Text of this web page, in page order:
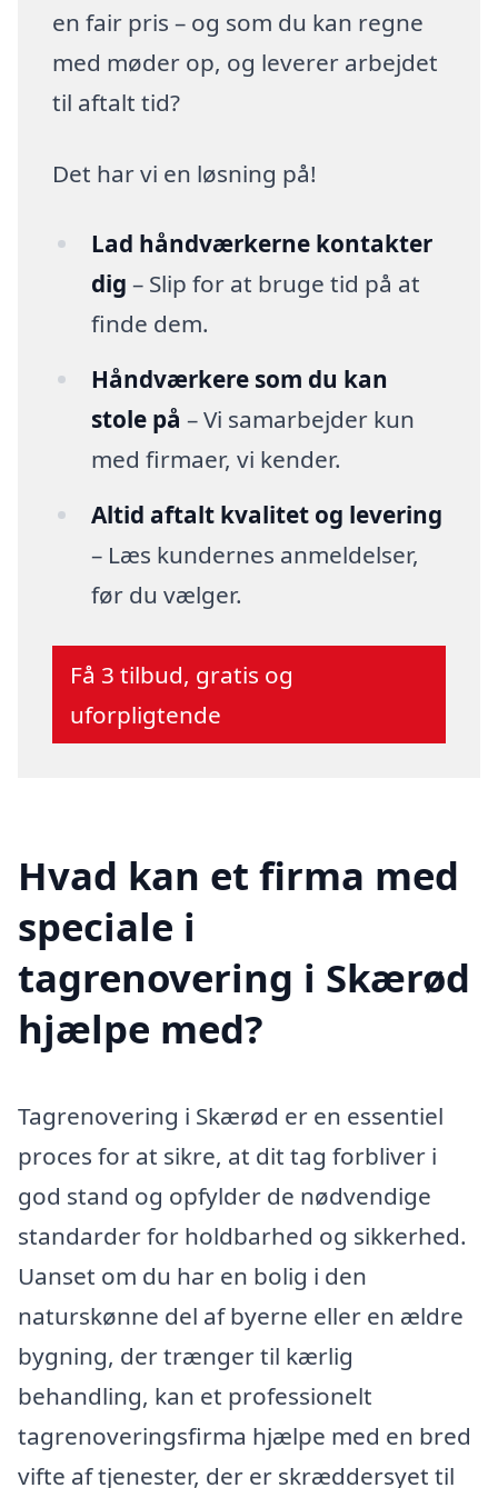
en fair pris – og som du kan regne
med møder op, og leverer arbejdet
til aftalt tid?
Det har vi en løsning på!
Lad håndværkerne kontakter
dig – Slip for at bruge tid på at
finde dem.
Håndværkere som du kan
stole på – Vi samarbejder kun
med firmaer, vi kender.
Altid aftalt kvalitet og levering
– Læs kundernes anmeldelser,
før du vælger.
Få 3 tilbud, gratis og
uforpligtende
Hvad kan et firma med
speciale i
tagrenovering i Skærød
hjælpe med?
Tagrenovering i Skærød er en essentiel
proces for at sikre, at dit tag forbliver i
god stand og opfylder de nødvendige
standarder for holdbarhed og sikkerhed.
Uanset om du har en bolig i den
naturskønne del af byerne eller en ældre
bygning, der trænger til kærlig
behandling, kan et professionelt
tagrenoveringsfirma hjælpe med en bred
vifte af tjenester, der er skræddersyet til